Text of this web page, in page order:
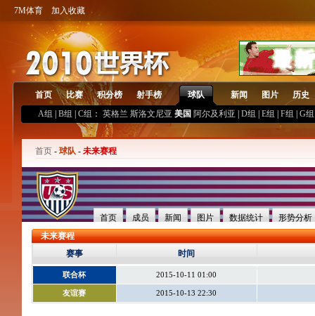
7M体育 加入收藏
首页 比赛 积分榜 射手榜 球队 新闻 图片
历史
A组
B组 C组 ： 英格兰 斯洛文尼亚 美国 阿尔及利亚 D组 E组 F组 G组
首页 - 球队 - 未来赛程
首页 成员 新闻 图片 数据统计
形势分析
未来赛程
赛事
时间
联合杯 2015-10-11 01:00
友谊赛 2015-10-13 22:30